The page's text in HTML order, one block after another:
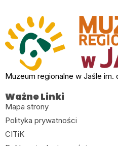
Muzeum regionalne w Jaśle im.
Ważne Linki
Mapa strony
Polityka prywatności
CITiK